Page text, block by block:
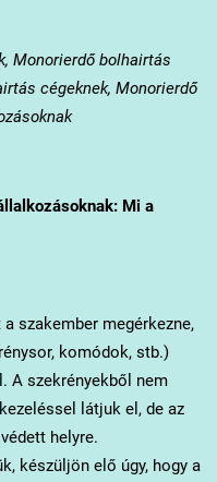
Monorierdő bolhairtás
cégeknek, Monorierdő
Mi a
szakember megérkezne,
komódok, stb.)
A szekrényekből nem
látjuk el, de az
helyre.
készüljön elő úgy, hogy a